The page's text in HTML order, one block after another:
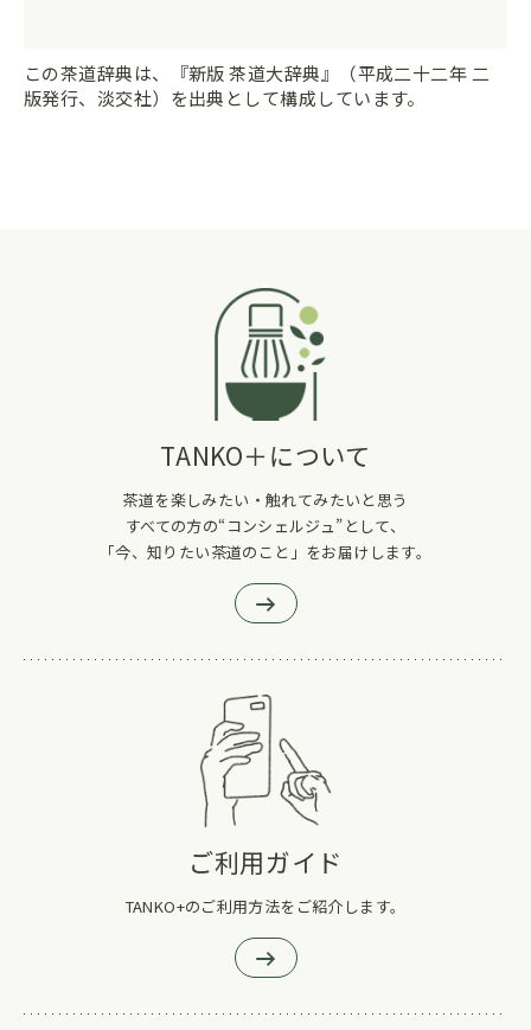
この茶道辞典は、『新版 茶道大辞典』（平成二十二年 二
版発行、淡交社）を出典として構成しています。
TANKO＋について
茶道を楽しみたい・触れてみたいと思う
すべての方の“コンシェルジュ”として、
「今、知りたい茶道のこと」をお届けします。
ご利用ガイド
TANKO+のご利用方法をご紹介します。